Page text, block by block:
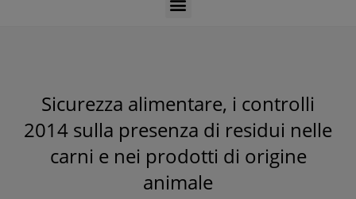
Sicurezza alimentare, i controlli
2014 sulla presenza di residui nelle
carni e nei prodotti di origine
animale